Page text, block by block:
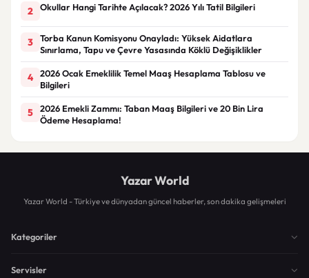
2 Okullar Hangi Tarihte Açılacak? 2026 Yılı Tatil Bilgileri
3
Torba Kanun Komisyonu Onayladı: Yüksek Aidatlara
Sınırlama, Tapu ve Çevre Yasasında Köklü Değişiklikler
4
2026 Ocak Emeklilik Temel Maaş Hesaplama Tablosu ve
Bilgileri
5
2026 Emekli Zammı: Taban Maaş Bilgileri ve 20 Bin Lira
Ödeme Hesaplama!
Yazar World
Yazar World - Türkiye ve dünyadan güncel haberler, son dakika gelişmeleri
Kategoriler
Servisler